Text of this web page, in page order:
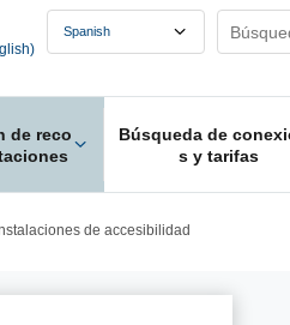
de reco
Búsqueda de
s y tarifas
de accesibilidad